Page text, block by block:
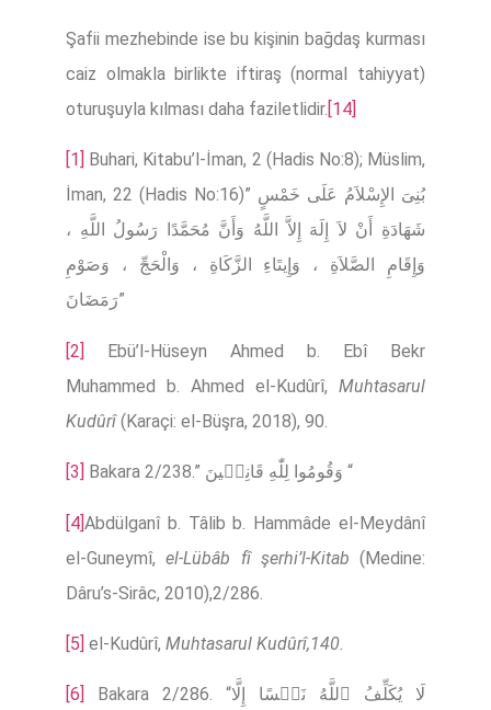
Şafii mezhebinde ise bu kişinin bağdaş kurması
caiz olmakla birlikte iftiraş (normal tahiyyat)
oturuşuyla kılması daha faziletlidir.[14]
[1]
Buhari, Kitabu’l-İman, 2 (Hadis No:8); Müslim,
İman, 22 (Hadis No:16)” بُنِىَ الإِسْلاَمُ عَلَى خَمْسٍ
شَهَادَةِ أَنْ لاَ إِلَهَ إِلاَّ اللَّهُ وَأَنَّ مُحَمَّدًا رَسُولُ اللَّهِ ،
وَإِقَامِ الصَّلاَةِ ، وَإِيتَاءِ الزَّكَاةِ ، وَالْحَجِّ ، وَصَوْمِ
رَمَضَانَ”
[2]
Ebü’l-Hüseyn Ahmed b. Ebî Bekr
Muhammed b. Ahmed el-Kudûrî, Muhtasarul
Kudûrî(Karaçi: el-Büşra, 2018), 90.
[3] Bakara 2/238.” وَقُومُوا لِلّٰهِ قَانِتٖينَ “
[4]Abdülganî b. Tâlib b. Hammâde el-Meydânî
el-Guneymî,el-Lübâb fî şerhi’l-Kitab (Medine:
Dâru’s-Sirâc, 2010),2/286.
[5] el-Kudûrî, Muhtasarul Kudûrî,140.
[6]
Bakara 2/286. “لَا یُكَلِّفُ ٱللَّهُ نَفۡسًا إِلَّا